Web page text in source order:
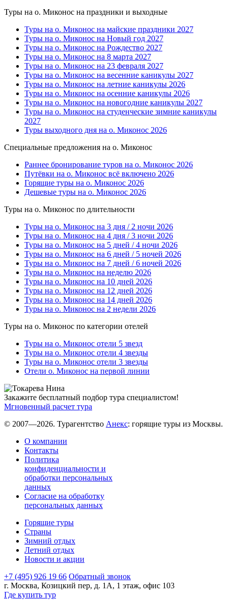
Туры на о. Миконос на праздники и выходные
Туры на о. Миконос на майские праздники 2027
Туры на о. Миконос на Новый год 2027
Туры на о. Миконос на Рождество 2027
Туры на о. Миконос на 8 марта 2027
Туры на о. Миконос на 23 февраля 2027
Туры на о. Миконос на весенние каникулы 2027
Туры на о. Миконос на летние каникулы 2026
Туры на о. Миконос на осенние каникулы 2026
Туры на о. Миконос на новогодние каникулы 2027
Туры на о. Миконос на студенческие зимние каникулы
2027
Туры выходного дня на о. Миконос 2026
Специальные предложения на о. Миконос
Раннее бронирование туров на о. Миконос 2026
Путёвки на о. Миконос всё включено 2026
Горящие туры на о. Миконос 2026
Дешевые туры на о. Миконос 2026
Туры на о. Миконос по длительности
Туры на о. Миконос на 3 дня / 2 ночи 2026
Туры на о. Миконос на 4 дня / 3 ночи 2026
Туры на о. Миконос на 5 дней / 4 ночи 2026
Туры на о. Миконос на 6 дней / 5 ночей 2026
Туры на о. Миконос на 7 дней / 6 ночей 2026
Туры на о. Миконос на неделю 2026
Туры на о. Миконос на 10 дней 2026
Туры на о. Миконос на 12 дней 2026
Туры на о. Миконос на 14 дней 2026
Туры на о. Миконос на 2 недели 2026
Туры на о. Миконос по категории отелей
Туры на о. Миконос отели 5 звезд
Туры на о. Миконос отели 4 звезды
Туры на о. Миконос отели 3 звезды
Отели о. Миконос на первой линии
Закажите бесплатный подбор тура специалистом!
Мгновенный расчет тура
© 2007—2026. Турагентство Анекс: горящие туры из Москвы.
О компании
Контакты
Политика
конфиденциальности и
обработки персональных
данных
Согласие на обработку
персональных данных
Горящие туры
Страны
Зимний отдых
Летний отдых
Новости и акции
+7 (495) 926 19 66 Обратный звонок
г. Москва, Козицкий пер, д. 1А, 1 этаж, офис 103
Где купить тур